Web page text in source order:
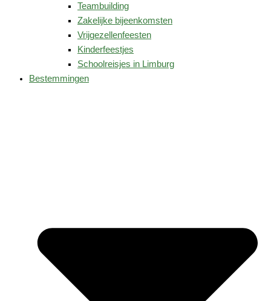
Teambuilding
Zakelijke bijeenkomsten
Vrijgezellenfeesten
Kinderfeestjes
Schoolreisjes in Limburg
Bestemmingen